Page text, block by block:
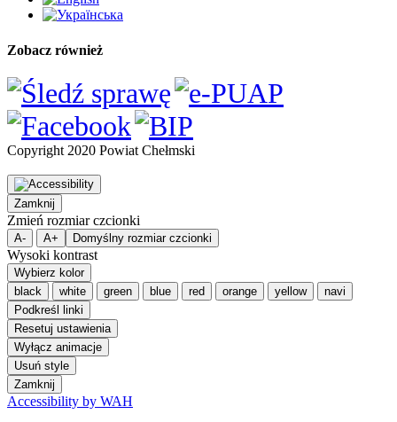
Zobacz również
Copyright 2020 Powiat Chełmski
Zamknij
Zmień rozmiar czcionki
A- A+ Domyślny rozmiar czcionki
Wysoki kontrast
Wybierz kolor
black
white green blue red orange yellow
navi
Podkreśl linki
Resetuj ustawienia
Wyłącz animacje
Usuń style
Zamknij
Accessibility by WAH